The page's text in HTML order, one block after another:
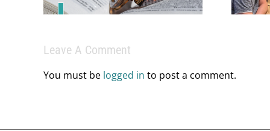
Team.
Leave A Comment
You must be logged in to post a comment.